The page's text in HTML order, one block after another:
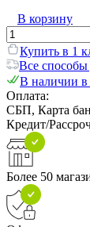
В корзину
Купить в 1
Все способы
В наличии в
Оплата:
СБП, Карта
Кредит/
Более 50